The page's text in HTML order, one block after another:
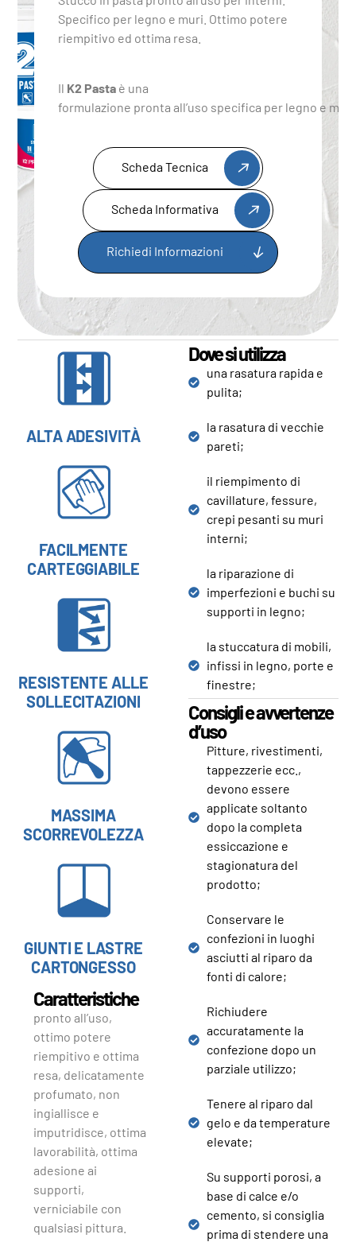
Specifico per legno e muri. Ottimo potere
riempitivo ed ottima resa.
Il K2 Pastaè una
formulazione pronta all’uso specifica per legno e
Scheda Tecnica
Scheda Informativa
Richiedi Informazioni
ALTA ADESIVITÀ
FACILMENTE
CARTEGGIABILE
RESISTENTE ALLE
SOLLECITAZIONI
MASSIMA
SCORREVOLEZZA
GIUNTI E LASTRE
CARTONGESSO
Caratteristiche
pronto all’uso,
ottimo potere
riempitivo e ottima
resa, delicatamente
profumato, non
ingiallisce e
imputridisce, ottima
lavorabilità, ottima
adesione ai
supporti,
verniciabile con
qualsiasi pittura.
Dove si utilizza
una rasatura rapida e
pulita;
la rasatura di vecchie
pareti;
il riempimento di
cavillature, fessure,
crepi pesanti su muri
interni;
la riparazione di
imperfezioni e buchi su
supporti in legno;
la stuccatura di mobili,
infissi in legno, porte e
finestre;
Consigli e avvertenze
d’uso
Pitture, rivestimenti,
tappezzerie ecc.,
devono essere
applicate soltanto
dopo la completa
essiccazione e
stagionatura del
prodotto;
Conservare le
confezioni in luoghi
asciutti al riparo da
fonti di calore;
Richiudere
accuratamente la
confezione dopo un
parziale utilizzo;
Tenere al riparo dal
gelo e da temperature
elevate;
Su supporti porosi, a
base di calce e/o
cemento, si consiglia
prima di stendere una